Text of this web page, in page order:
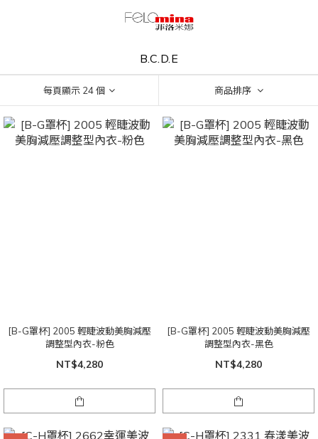
B.C.D.E
每頁顯示 24 個 商品排序
[B-G罩杯] 2005 輕睫波動美胸減壓
調整型內衣-粉色
NT$4,280
[B-G罩杯] 2005 輕睫波動美胸減壓
調整型內衣-黑色
NT$4,280